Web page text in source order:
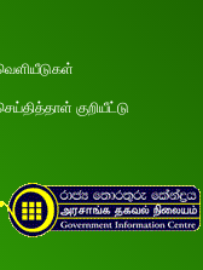
குறியீட்டு